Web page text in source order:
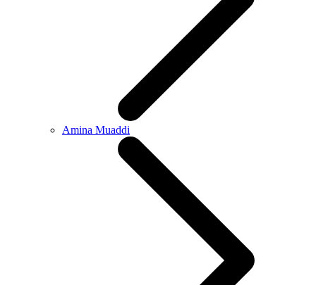
Amina Muaddi